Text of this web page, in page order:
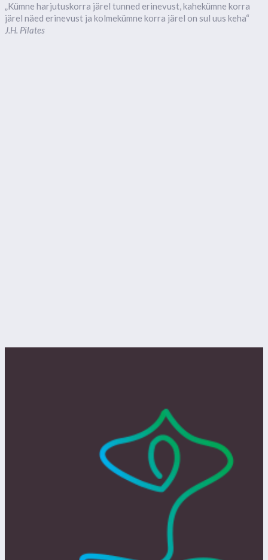
„Kümne harjutuskorra järel tunned erinevust, kahekümne korra
järel näed erinevust ja kolmekümne korra järel on sul uus keha“
J.H. Pilates